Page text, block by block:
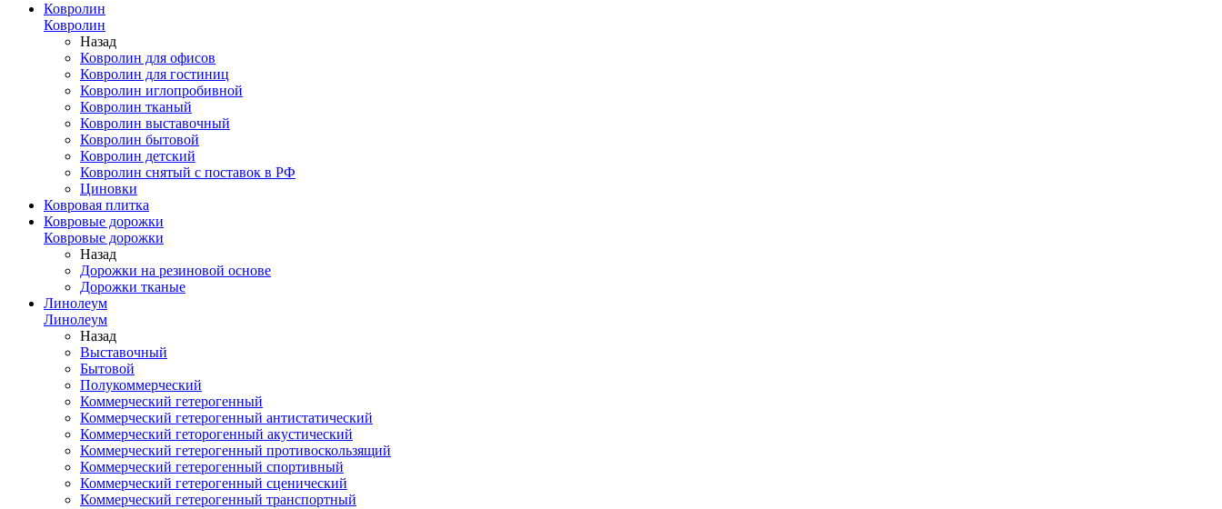
Ковролин
Ковролин
Назад
Ковролин для офисов
Ковролин для гостиниц
Ковролин иглопробивной
Ковролин тканый
Ковролин выставочный
Ковролин бытовой
Ковролин детский
Ковролин снятый с поставок в РФ
Циновки
Ковровая плитка
Ковровые дорожки
Ковровые дорожки
Назад
Дорожки на резиновой основе
Дорожки тканые
Линолеум
Линолеум
Назад
Выставочный
Бытовой
Полукоммерческий
Коммерческий гетерогенный
Коммерческий гетерогенный антистатический
Коммерческий геторогенный акустический
Коммерческий гетерогенный противоскользящий
Коммерческий гетерогенный спортивный
Коммерческий гетерогенный сценический
Коммерческий гетерогенный транспортный